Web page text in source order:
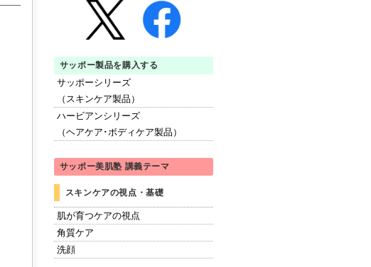
サッポー製品を購入する
サッポーシリーズ
（スキンケア製品）
ハービアンシリーズ
（ヘアケア･ボディケア製品）
サッポー美肌塾 講義テーマ
スキンケアの視点・基礎
肌が育つケアの視点
角質ケア
洗顔